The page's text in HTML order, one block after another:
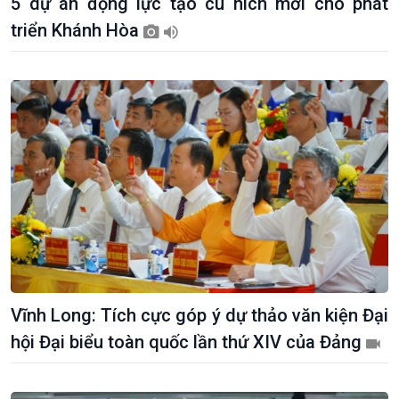
triển Khánh Hòa
Vĩnh Long: Tích cực góp ý dự thảo văn kiện Đại
hội Đại biểu toàn quốc lần thứ XIV của Đảng